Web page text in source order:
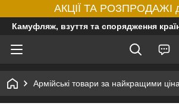
АКЦІЇ ТА РОЗПРОДАЖІ
Камуфляж, взуття та спорядження
Армійські товари за найкращими